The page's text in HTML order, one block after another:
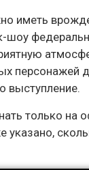
иметь
персонажей
выступление.
только на